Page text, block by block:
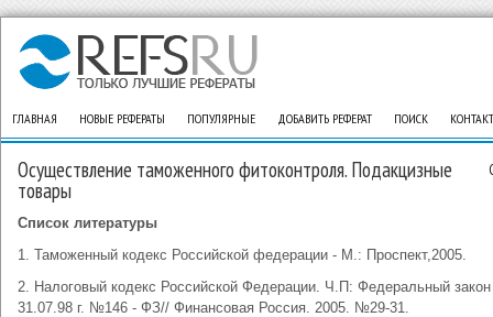
ГЛАВНАЯ НОВЫЕ РЕФЕРАТЫ ПОПУЛЯРНЫЕ ДОБАВИТЬ РЕФЕРАТ ПОИСК
Осуществление таможенного фитоконтроля. Подакцизные
товары
Список литературы
1. Таможенный кодекс Российской федерации - М.: Проспект,2005.
2. Налоговый кодекс Российской Федерации. Ч.П: Федеральный закон
31.07.98 г. №146 - ФЗ// Финансовая Россия. 2005. №29-31.